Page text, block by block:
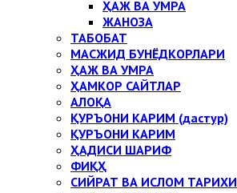
ҲАЖ ВА УМРА
ЖАНОЗА
ТАБОБАТ
МАСЖИД БУНЁДКОРЛАРИ
ҲАЖ ВА УМРА
ҲАМКОР САЙТЛАР
АЛОҚА
ҚУРЪОНИ КАРИМ (дастур)
ҚУРЪОНИ КАРИМ
ҲАДИСИ ШАРИФ
ФИҚҲ
СИЙРАТ ВА ИСЛОМ ТАРИХИ